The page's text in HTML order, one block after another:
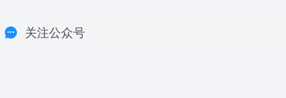
关注公众号